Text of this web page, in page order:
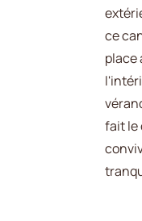
ce
place
fait le